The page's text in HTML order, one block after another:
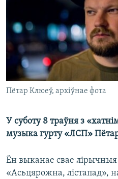
КАЛЯНДАР
НА ХВАЛЯХ СВАБОДЫ
Пётар Клюеў, архіўнае фота
У суботу 8 траўня з
музыка гурту «ЛСП»
Ён выканае свае лірычныя
«Асьцярожна, лістапад»,